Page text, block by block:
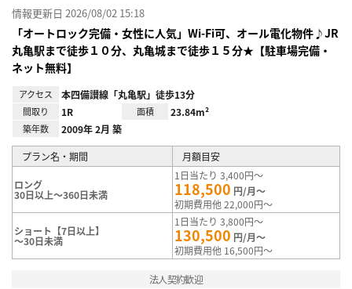
情報更新日 2026/08/02 15:18
「オートロック完備・女性に人気」Wi-Fi可、オール電化物件♪JR
丸亀駅まで徒歩１０分、丸亀城まで徒歩１５分★【駐車場完備・
ネット無料】
アクセス 本四備讃線「丸亀駅」徒歩13分
間取り 1R 面積 23.84m²
築年数 2009年 2月 築
プラン名・期間 月額目安
ロング
30日以上～360日未満
1日当たり 3,400円～
118,500 円/月～
初期費用他 22,000円～
ショート【7日以上】
～30日未満
1日当たり 3,800円～
130,500 円/月～
初期費用他 16,500円～
法人契約歓迎